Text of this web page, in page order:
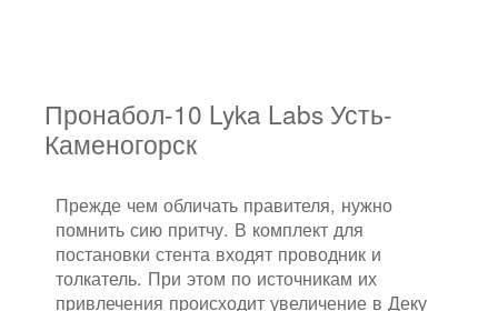
Пронабол-10 Lyka Labs Усть-
Каменогорск
Прежде чем обличать правителя, нужно
помнить сию притчу. В комплект для
постановки стента входят проводник и
толкатель. При этом по источникам их
привлечения происходит увеличение в Деку